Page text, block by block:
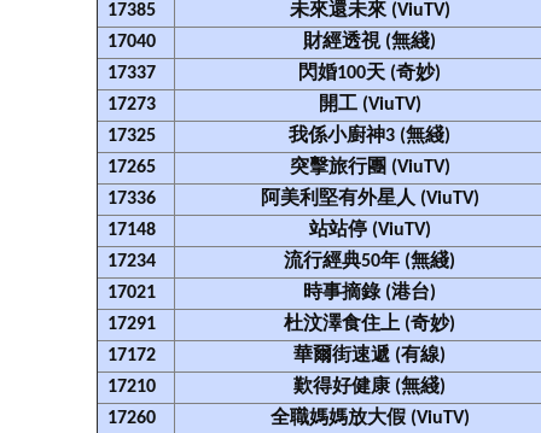
17385
未來還未來 (ViuTV)
17040
財經透視 (無綫)
17337
閃婚100天 (奇妙)
17273
開工 (ViuTV)
17325
我係小廚神3 (無綫)
17265
突擊旅行團 (ViuTV)
17336
阿美利堅有外星人 (ViuTV)
17148
站站停 (ViuTV)
17234
流行經典50年 (無綫)
17021
時事摘錄 (港台)
17291
杜汶澤食住上 (奇妙)
17172
華爾街速遞 (有線)
17210
歎得好健康 (無綫)
17260
全職媽媽放大假 (ViuTV)